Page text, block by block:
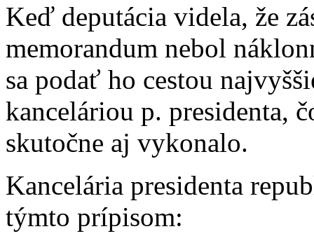
Keď deputácia videla, že
memorandum nebol
sa podať ho cestou
kanceláriou p. presidenta,
skutočne aj vykonalo.
Kancelária presidenta
týmto prípisom: